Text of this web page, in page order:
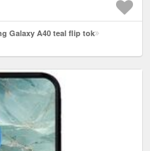
Galaxy A40 teal flip tok